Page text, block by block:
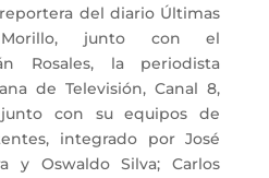
del diario Últimas
Morillo, junto con el
Rosales, la periodista
de Televisión, Canal 8,
junto con su equipos de
integrado por José
y Oswaldo Silva; Carlos